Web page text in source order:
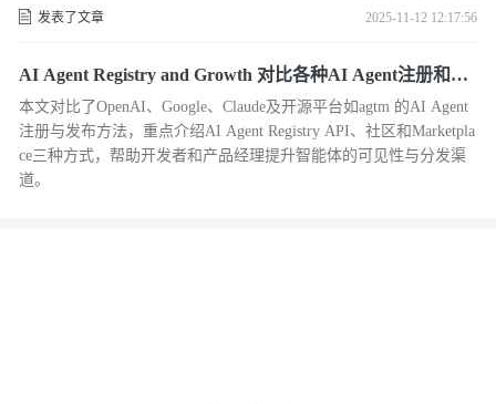
发表了文章 2025-11-12 12:17:56
AI Agent Registry and Growth 对比各种AI Agent注册和发
布的渠道生态 OpenAI Google Claude 开源工具 agtm等
本文对比了OpenAI、Google、Claude及开源平台如agtm 的AI Agent
注册与发布方法，重点介绍AI Agent Registry API、社区和Marketpla
ce三种方式，帮助开发者和产品经理提升智能体的可见性与分发渠
道。